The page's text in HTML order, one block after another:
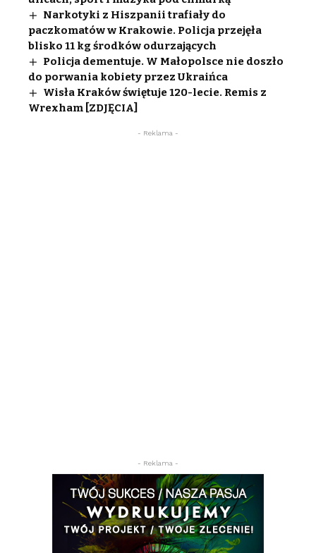
Narkotyki z Hiszpanii trafiały do
paczkomatów w Krakowie. Policja przejęła
blisko 11 kg środków odurzających
Policja dementuje. W Małopolsce nie doszło
do porwania kobiety przez Ukraińca
Wisła Kraków świętuje 120-lecie. Remis z
Wrexham [ZDJĘCIA]
- Reklama -
- Reklama -